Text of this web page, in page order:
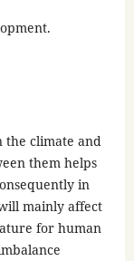
the climate and
them helps
in
mainly affect
for human